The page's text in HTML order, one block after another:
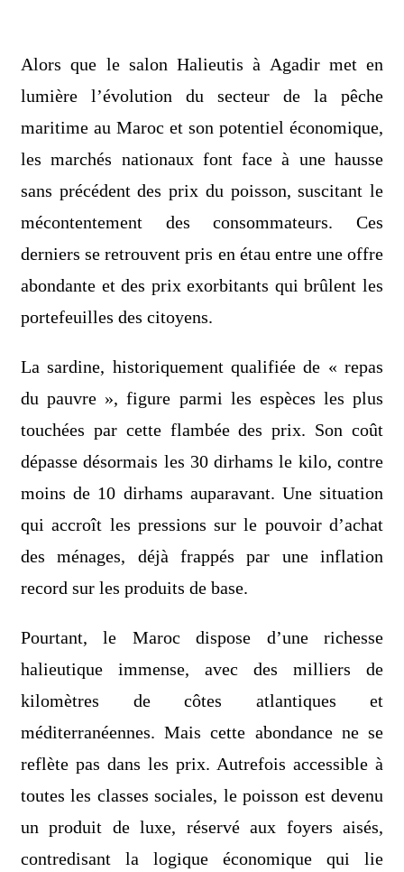
Alors que le salon Halieutis à Agadir met en
lumière l’évolution du secteur de la pêche
maritime au Maroc et son potentiel économique,
les marchés nationaux font face à une hausse
sans précédent des prix du poisson, suscitant le
mécontentement des consommateurs. Ces
derniers se retrouvent pris en étau entre une offre
abondante et des prix exorbitants qui brûlent les
portefeuilles des citoyens.
La sardine, historiquement qualifiée de « repas
du pauvre », figure parmi les espèces les plus
touchées par cette flambée des prix. Son coût
dépasse désormais les 30 dirhams le kilo, contre
moins de 10 dirhams auparavant. Une situation
qui accroît les pressions sur le pouvoir d’achat
des ménages, déjà frappés par une inflation
record sur les produits de base.
Pourtant, le Maroc dispose d’une richesse
halieutique immense, avec des milliers de
kilomètres de côtes atlantiques et
méditerranéennes. Mais cette abondance ne se
reflète pas dans les prix. Autrefois accessible à
toutes les classes sociales, le poisson est devenu
un produit de luxe, réservé aux foyers aisés,
contredisant la logique économique qui lie